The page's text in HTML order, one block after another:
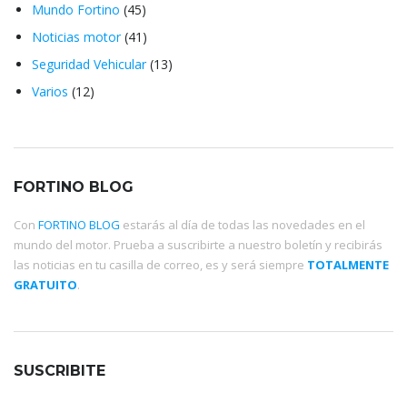
Mundo Fortino (45)
Noticias motor(41)
Seguridad Vehicular(13)
Varios (12)
FORTINO BLOG
Con FORTINO BLOG estarás al día de todas las novedades en el
mundo del motor. Prueba a suscribirte a nuestro boletín y recibirás
las noticias en tu casilla de correo, es y será siempre TOTALMENTE
GRATUITO.
SUSCRIBITE